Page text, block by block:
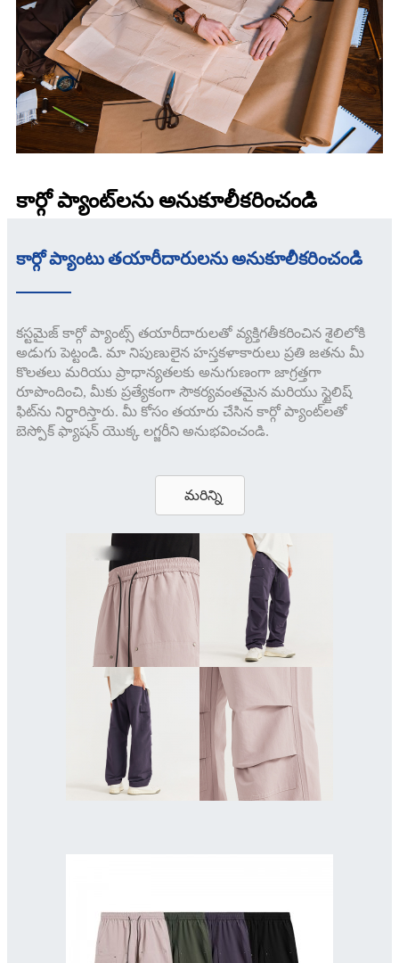
కార్గో ప్యాంట్‌లను అనుకూలీకరించండి
కార్గో ప్యాంటు తయారీదారులను అనుకూలీకరించండి
కస్టమైజ్ కార్గో ప్యాంట్స్ తయారీదారులతో వ్యక్తిగతీకరించిన శైలిలోకి
అడుగు పెట్టండి. మా నిపుణులైన హస్తకళాకారులు ప్రతి జతను మీ
కొలతలు మరియు ప్రాధాన్యతలకు అనుగుణంగా జాగ్రత్తగా
రూపొందించి, మీకు ప్రత్యేకంగా సౌకర్యవంతమైన మరియు స్టైలిష్
ఫిట్‌ను నిర్ధారిస్తారు. మీ కోసం తయారు చేసిన కార్గో ప్యాంట్‌లతో
బెస్పోక్ ఫ్యాషన్ యొక్క లగ్జరీని అనుభవించండి.
మరిన్ని